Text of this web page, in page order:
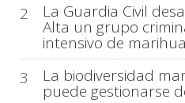
2
La Guardia Civil
Alta un grupo
intensivo de
3
La biodiversidad
puede gestionarse